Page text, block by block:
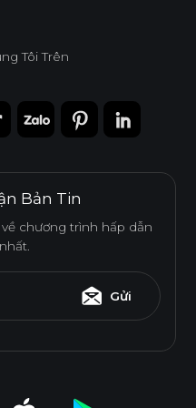
Tôi Trên
Bản Tin
chương trình hấp dẫn
Gửi